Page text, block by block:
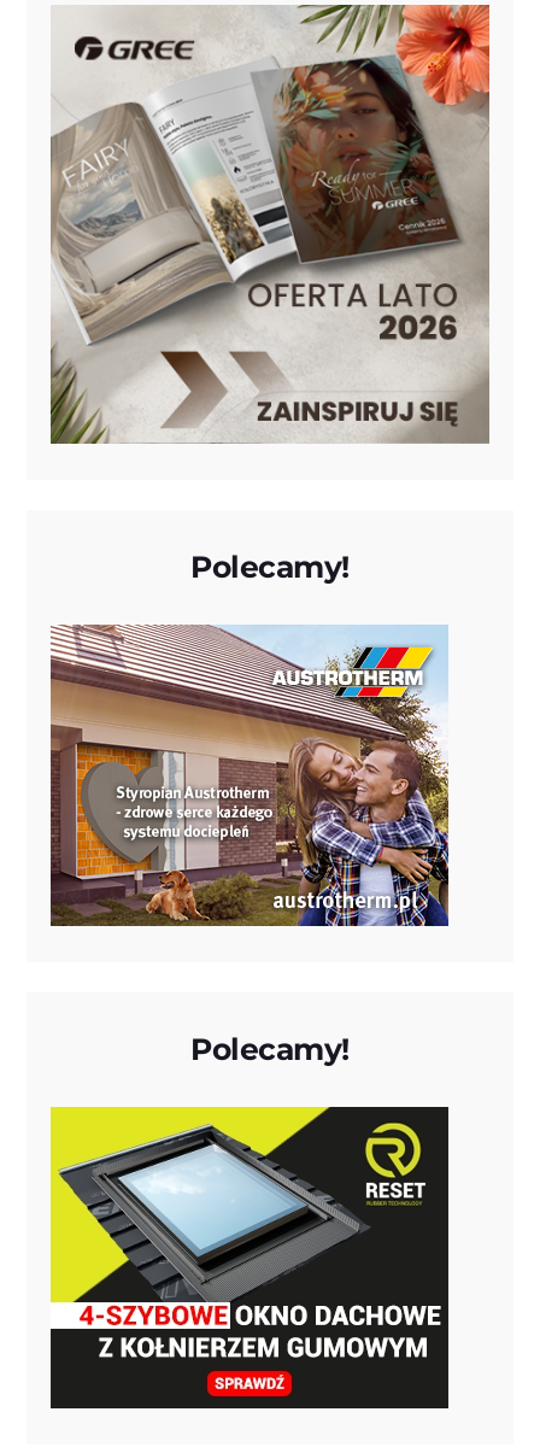
Polecamy!
Polecamy!